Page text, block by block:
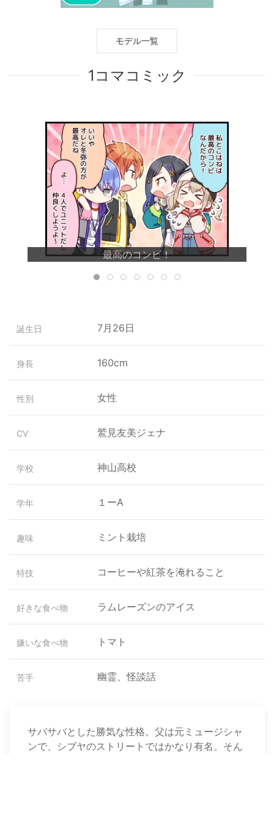
モデル一覧
1コマコミック
最高のコンビ！
誕生日 7月26日
身長 160cm
性別 女性
CV 鷲見友美ジェナ
学校 神山高校
学年 １ーA
趣味 ミント栽培
特技 コーヒーや紅茶を淹れること
好きな食べ物 ラムレーズンのアイス
嫌いな食べ物 トマト
苦手 幽霊、怪談話
サバサバとした勝気な性格。父は元ミュージシャ
ンで、シブヤのストリートではかなり有名。そん